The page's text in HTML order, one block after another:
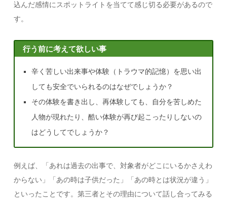
込んだ感情にスポットライトを当てて感じ切る必要があるので
す。
行う前に考えて欲しい事
辛く苦しい出来事や体験（トラウマ的記憶）を思い出
しても安全でいられるのはなぜでしょうか？
その体験を書き出し、再体験しても、自分を苦しめた
人物が現れたり、酷い体験が再び起こったりしないの
はどうしてでしょうか？
例えば、「あれは過去の出事で、対象者がどこにいるかさえわ
からない」「あの時は子供だった」「あの時とは状況が違う」
といったことです。第三者とその理由について話し合ってみる